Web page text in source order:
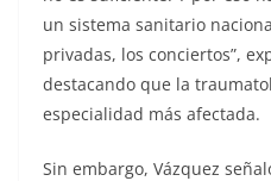
un sistema sanitario
privadas, los conciertos”,
destacando que la
especialidad más afectada.
Sin embargo, Vázquez